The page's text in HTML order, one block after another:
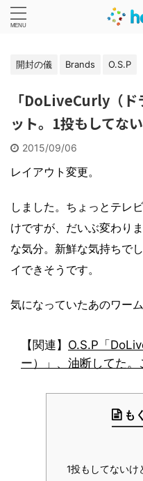
開封の儀 Brands O.S.P
「DoLiveCurly（ド
ット。1投もしてな
2015/09/06
レイアウト変更。
しました。ちょっとテレ
けですが、だいぶ変わり
な気分。新鮮な気持ちで
イできそうです。
気になっていたあのワー
【関連】 O.S.P「
ー）」、油断してた。
も
1投もしてないけ